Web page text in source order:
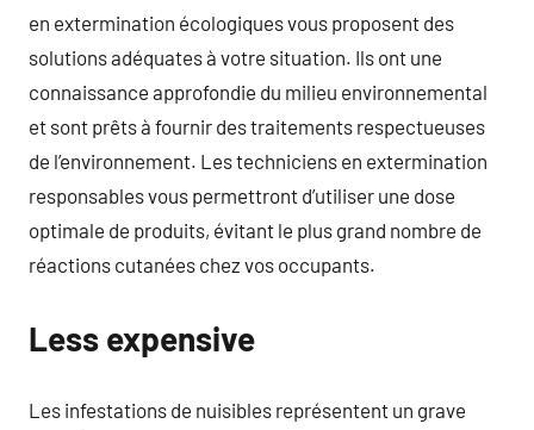
en extermination écologiques vous proposent des
solutions adéquates à votre situation. Ils ont une
connaissance approfondie du milieu environnemental
et sont prêts à fournir des traitements respectueuses
de l’environnement. Les techniciens en extermination
responsables vous permettront d’utiliser une dose
optimale de produits, évitant le plus grand nombre de
réactions cutanées chez vos occupants.
Less expensive
Les infestations de nuisibles représentent un grave